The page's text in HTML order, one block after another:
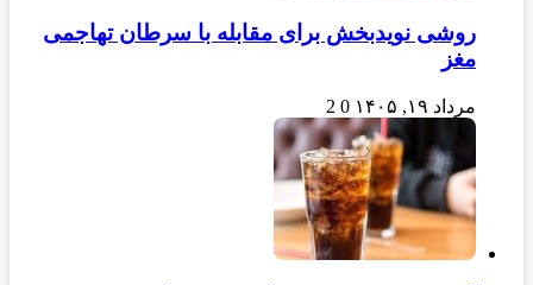
روشی نویدبخش برای مقابله با سرطان تهاجمی
مغز
مرداد ۱۹, ۱۴۰۵ 0
2